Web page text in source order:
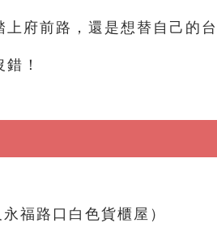
府前路，還是想替自己的台
！
福路口白色貨櫃屋）